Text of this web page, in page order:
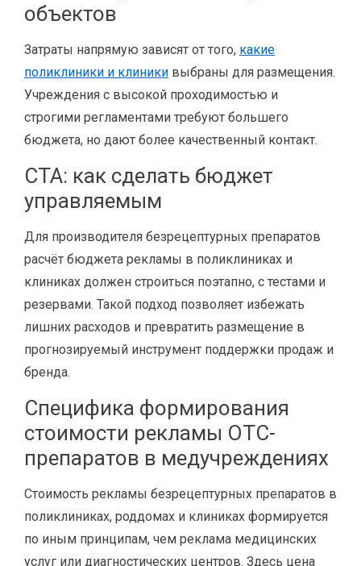
объектов
Затраты напрямую зависят от того, какие
поликлиники и клиники выбраны для размещения.
Учреждения с высокой проходимостью и
строгими регламентами требуют большего
бюджета, но дают более качественный контакт.
CTA: как сделать бюджет
управляемым
Для производителя безрецептурных препаратов
расчёт бюджета рекламы в поликлиниках и
клиниках должен строиться поэтапно, с тестами и
резервами. Такой подход позволяет избежать
лишних расходов и превратить размещение в
прогнозируемый инструмент поддержки продаж и
бренда.
Специфика формирования
стоимости рекламы OTC-
препаратов в медучреждениях
Стоимость рекламы безрецептурных препаратов в
поликлиниках, роддомах и клиниках формируется
по иным принципам, чем реклама медицинских
услуг или диагностических центров. Здесь цена